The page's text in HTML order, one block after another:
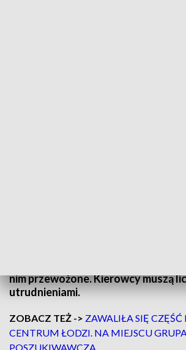
nim przewożone. Kierowcy muszą
utrudnieniami.
ZOBACZ TEŻ -> ZAWALIŁA SIĘ
CENTRUM ŁODZI. NA MIEJSCU
POSZUKIWAWCZA